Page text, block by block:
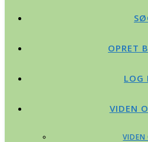
OPRET
LOG
VIDEN
VIDEN